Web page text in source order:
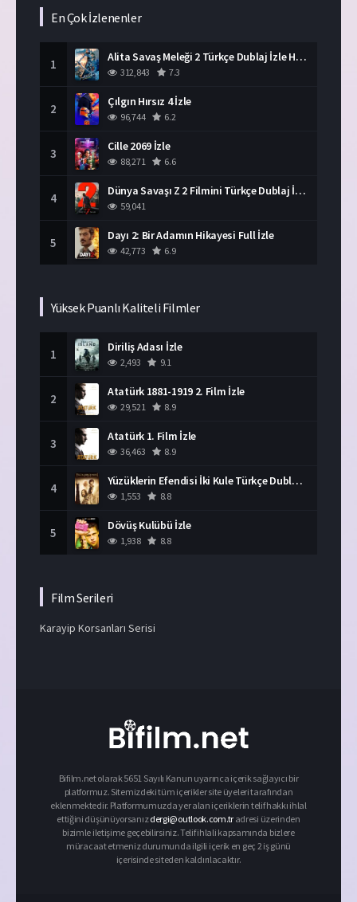
En Çok İzlenenler
1 Alita Savaş Meleği 2 Türkçe Dublaj İzle HD Film
312,843 7.3
2 Çılgın Hırsız 4 İzle
96,744 6.2
3 Cille 2069 İzle
88,271 6.6
4 Dünya Savaşı Z 2 Filmini Türkçe Dublaj İzle
59,041
5 Dayı 2: Bir Adamın Hikayesi Full İzle
42,773 6.9
Yüksek Puanlı Kaliteli Filmler
1 Diriliş Adası İzle
2,493 9.1
2 Atatürk 1881-1919 2. Film İzle
29,521 8.9
3 Atatürk 1. Film İzle
36,463 8.9
4 Yüzüklerin Efendisi İki Kule Türkçe Dublaj İzle
1,553 8.8
5 Dövüş Kulübü İzle
1,938 8.8
Film Serileri
Karayip Korsanları Serisi
Bifilm.net olarak 5651 Sayılı Kanun uyarınca içerik sağlayıcı bir
platformuz. Sitemizdeki tüm içerikler site üyeleri tarafından
eklenmektedir. Platformumuzda yer alan içeriklerin telif hakkı ihlal
ettiğini düşünüyorsanızdergi@outlook.com.tr adresi üzerinden
bizimle iletişime geçebilirsiniz. Telif ihlali kapsamında bizlere
müracaat etmeniz durumunda ilgili içerik en geç 2 iş günü
içerisinde siteden kaldırılacaktır.